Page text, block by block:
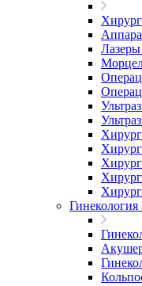
Лазеры
Гинекология